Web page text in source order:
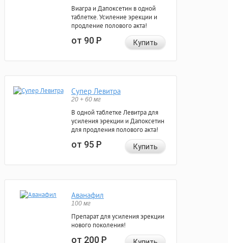
Виагра и Дапоксетин в одной
таблетке. Усиление эрекции и
продление полового акта!
от 90Р Купить
Супер Левитра
20 + 60 мг
В одной таблетке Левитра для
усиления эрекции и Дапоксетин
для продления полового акта!
от 95Р Купить
Аванафил
100 мг
Препарат для усиления эрекции
нового поколения!
от 200Р